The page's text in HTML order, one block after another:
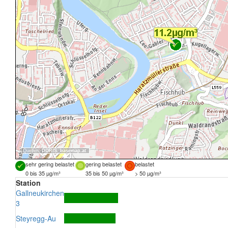
Quellen:DORIS, basemap.at
sehr gering belastet gering belastet
belastet
0 bis 35 µg/m³
35 bis 50 µg/m³ > 50 µg/m³
Station
Gallneukirchen
3
Steyregg-Au